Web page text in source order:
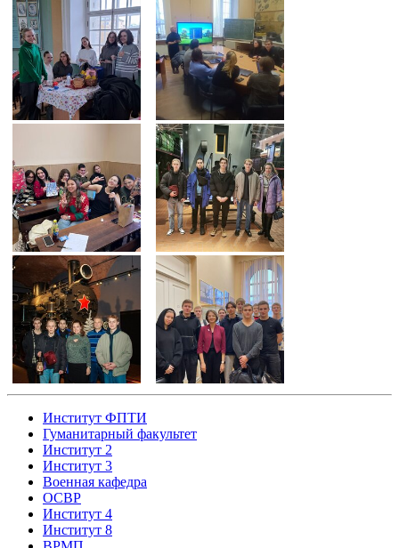
Институт ФПТИ
Гуманитарный факультет
Институт 2
Институт 3
Военная кафедра
ОСВР
Институт 4
Институт 8